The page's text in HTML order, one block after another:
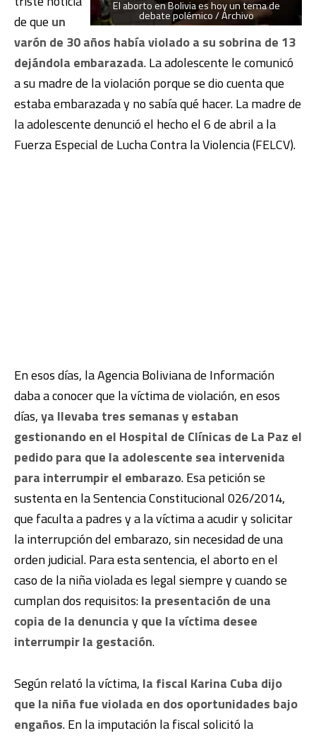
El aborto en Bolivia es hoy un tema de
debate polémico / Archivo
de que un
varón de 30 años había violado a su sobrina de 13
dejándola embarazada. La adolescente le comunicó
a su madre de la violación porque se dio cuenta que
estaba embarazada y no sabía qué hacer. La madre de
la adolescente denunció el hecho el 6 de abril a la
Fuerza Especial de Lucha Contra la Violencia (FELCV).
En esos días, la Agencia Boliviana de Información
daba a conocer que la víctima de violación, en esos
días,ya llevaba tres semanas y estaban
gestionando en el Hospital de Clínicas de La Paz el
pedido para que la adolescente sea intervenida
para interrumpir el embarazo. Esa petición se
sustenta en la Sentencia Constitucional 026/2014,
que faculta a padres y a la víctima a acudir y solicitar
la interrupción del embarazo, sin necesidad de una
orden judicial. Para esta sentencia, el aborto en el
caso de la niña violada es legal siempre y cuando se
cumplan dos requisitos:la presentación de una
copia de la denunciayque la víctima desee
interrumpir la gestación.
Según relató la víctima, la fiscal Karina Cuba dijo
que la niña fue violada en dos oportunidades bajo
engaños. En la imputación la fiscal solicitó la